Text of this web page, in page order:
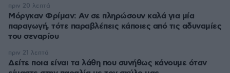
Μόργκαν Φρίμαν: Αν σε πληρώσουν καλά για μία
παραγωγή, τότε παραβλέπεις κάποιες από τις αδυναμίες
του σεναρίου
πριν 20 λεπτά
Δείτε ποια είναι τα λάθη που συνήθως κάνουμε όταν
πριν 21 λεπτά